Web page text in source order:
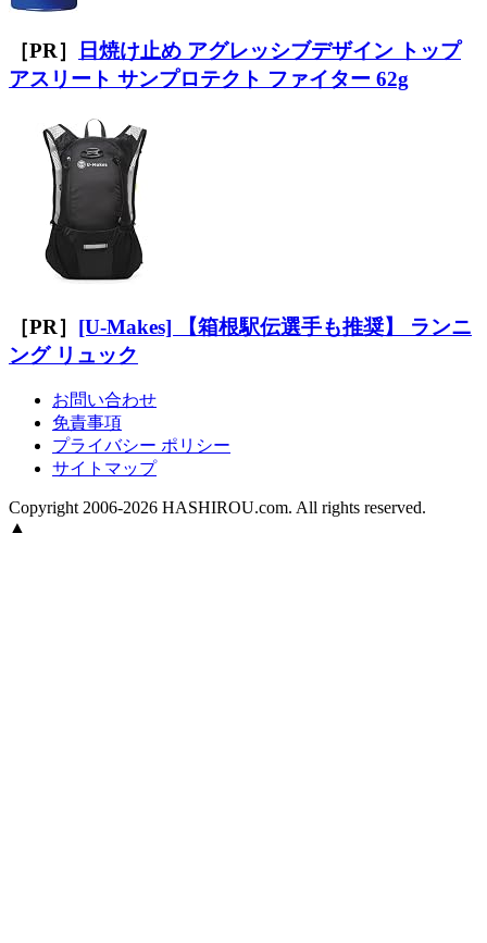
［PR］
日焼け止め アグレッシブデザイン トップ
アスリート サンプロテクト ファイター 62g
［PR］ [U-Makes] 【箱根駅伝選手も推奨】 ランニ
ング リュック
お問い合わせ
免責事項
プライバシー ポリシー
サイトマップ
Copyright 2006-2026 HASHIROU.com. All rights reserved.
▲